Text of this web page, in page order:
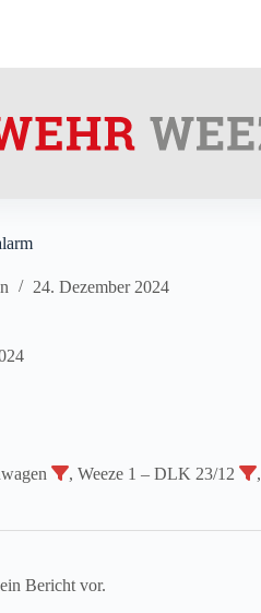
24. Dezember 2024
, Weeze 1 – DLK 23/12
Bericht vor.